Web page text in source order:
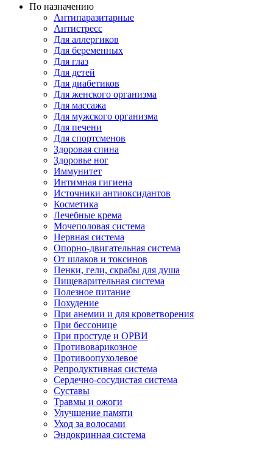
По назначению
Антипаразитарные
Антистресс
Для аллергиков
Для беременных
Для глаз
Для детей
Для диабетиков
Для женского организма
Для массажа
Для мужского организма
Для печени
Для спортсменов
Здоровая спина
Здоровье ног
Иммунитет
Интимная гигиена
Источники антиоксидантов
Косметика
Лечебные крема
Мочеполовая система
Нервная система
Опорно-двигательная система
От шлаков и токсинов
Пенки, гели, скрабы для душа
Пищеварительная система
Полезное питание
Похудение
При анемии и для кроветворения
При бессонице
При простуде и ОРВИ
Противоварикозное
Противоопухолевое
Репродуктивная система
Сердечно-сосудистая система
Суставы
Травмы и ожоги
Улучшение памяти
Уход за волосами
Эндокринная система